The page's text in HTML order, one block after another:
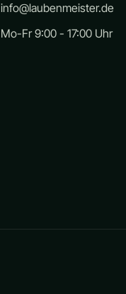
info@laubenmeister.de
Mo-Fr 9:00 - 17:00 Uhr